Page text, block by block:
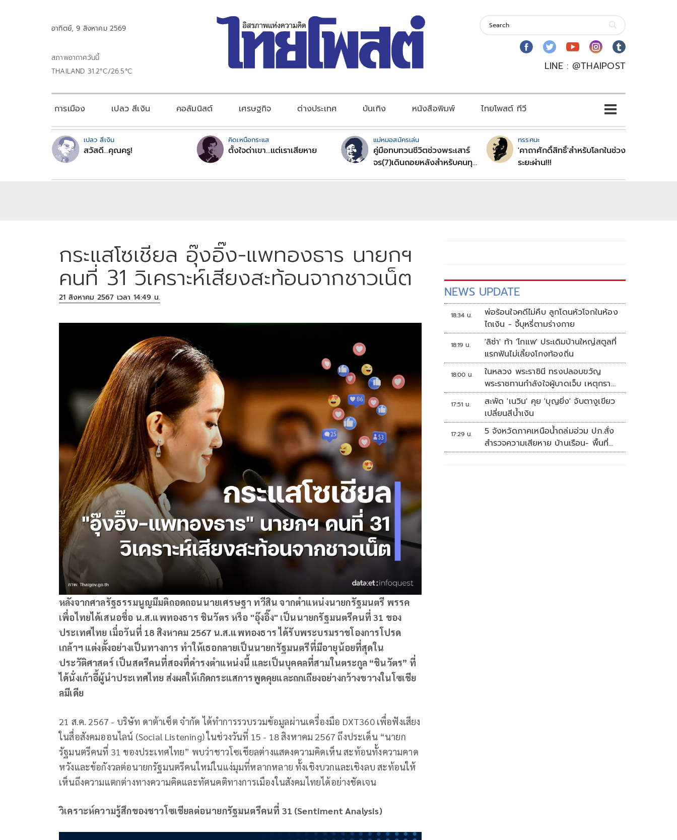
อาทิตย์, 9 สิงหาคม 2569
สภาพอากาศวันนี้
THAILAND 31.2°C/26.5°C
LINE : @THAIPOST
การเมือง เปลว สีเงิน คอลัมนิสต์ เศรษฐกิจ ต่างประเทศ บันเทิง หนังสือพิมพ์ ไทยโพสต์ ทีวี
เปลว สีเงิน
สวัสดี...คุณครู!
คิดเหนือกระแส
ตั้งใจด่าเขา...แต่เราเสียหาย
แม่หมอสมัครเล่น
คู่มือทบทวนชีวิตช่วงพระเสาร์
จร(7)เดินถอยหลังสำหรับคนทุก
ทรรศนะ
'คาถาศักดิ์สิทธิ์'สำหรับโลกในช่วง
ระยะผ่าน!!!
กระแสโซเชียล อุ๊งอิ๊ง-แพทองธาร นายกฯ
คนที่ 31 วิเคราะห์เสียงสะท้อนจากชาวเน็ต
21 สิงหาคม 2567 เวลา 14:49 น.
หลังจากศาลรัฐธรรมนูญมีมติถอดถอนนายเศรษฐา ทวีสิน จากตำแหน่งนายกรัฐมนตรี พรรค
เพื่อไทยได้เสนอชื่อ น.ส.แพทองธาร ชินวัตร หรือ "อุ๊งอิ๊ง" เป็นนายกรัฐมนตรีคนที่31 ของ
ประเทศไทย เมื่อวันที่ 18 สิงหาคม 2567 น.ส.แพทองธาร ได้รับพระบรมราชโองการโปรด
เกล้าฯ แต่งตั้งอย่างเป็นทางการ ทำให้เธอกลายเป็นนายกรัฐมนตรีที่มีอายุน้อยที่สุดใน
ประวัติศาสตร์ เป็นสตรีคนที่สองที่ดำรงตำแหน่งนี้ และเป็นบุคคลที่สามในตระกูล “ชินวัตร” ที่
ได้นั่งเก้าอี้ผู้นำประเทศไทย ส่งผลให้เกิดกระแสการพูดคุยและถกเถียงอย่างกว้างขวางในโซเชีย
ลมีเดีย
21 ส.ค. 2567 - บริษัท ดาต้าเซ็ต จำกัด ได้ทำการรวบรวมข้อมูลผ่านเครื่องมือ DXT360 เพื่อฟังเสียง
ในสื่อสังคมออนไลน์ (Social Listening) ในช่วงวันที่ 15 - 18 สิงหาคม 2567 ถึงประเด็น “นายก
รัฐมนตรีคนที่ 31 ของประเทศไทย” พบว่าชาวโซเชียลต่างแสดงความคิดเห็น สะท้อนทั้งความคาด
หวังและข้อกังวลต่อนายกรัฐมนตรีคนใหม่ในแง่มุมที่หลากหลาย ทั้งเชิงบวกและเชิงลบ สะท้อนให้
เห็นถึงความแตกต่างทางความคิดและทัศนคติทางการเมืองในสังคมไทยได้อย่างชัดเจน
วิเคราะห์ความรู้สึกของชาวโซเชียลต่อนายกรัฐมนตรีคนที่ 31 (Sentiment Analysis)
NEWS UPDATE
18:34 น.
พ่อร้อนใจคดีไม่คืบ ลูกโดนหัวโจกในห้อง
ไถเงิน - จี้บุหรี่ตามร่างกาย
18:19 น.
'ลิซ่า' ท้า 'โกแพ' ประเดิมบ้านใหญ่สตูลที่
แรกฟันไม่เลี้ยงโกงท้องถิ่น
18:00 น.
ในหลวง พระราชินี ทรงปลอบขวัญ
พระราชทานกำลังใจผู้บาดเจ็บ เหตุกราด
ยิง รร.เทพศิรินทร์นนทบุรี
17:51 น.
สะพัด 'เนวิน' คุย 'บุญยิ่ง' จับตางูเขียว
เปลี่ยนสีน้ำเงิน
17:29 น.
5 จังหวัดภาคเหนือน้ำถล่มอ่วม ปภ.สั่ง
สำรวจความเสียหาย บ้านเรือน- พื้นที่
เกษตร